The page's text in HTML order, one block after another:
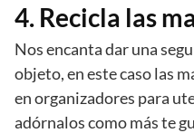
4. Recicla las
Nos encanta dar una
objeto, en este caso las
en organizadores para
adórnalos como más te